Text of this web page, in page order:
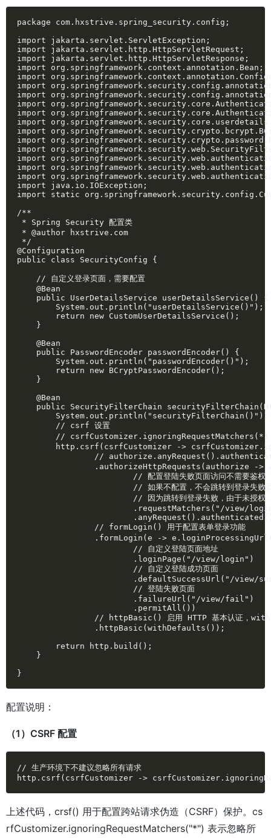
package com.hxstrive.spring_security.config;
import jakarta.servlet.ServletException;
import jakarta.servlet.http.HttpServletRequest;
import jakarta.servlet.http.HttpServletResponse;
import org.springframework.context.annotation.Bean;
import
import
import
import
import
import
import
import
import
import
import
import
import java.io.IOException;
import static
/**
* Spring Security 配置类
* @author hxstrive.com
*/
@Configuration
public class SecurityConfig {
// 自定义登录页面，需要配置
@Bean
public UserDetailsService userDetailsService() {
System.out.println("userDetailsService()");
return new CustomUserDetailsService();
}
@Bean
public PasswordEncoder passwordEncoder() {
System.out.println("passwordEncoder()");
return new BCryptPasswordEncoder();
}
@Bean
public SecurityFilterChain
System.out.println("securityFilterChain()");
// csrf 设置
// csrfCustomizer.ignoringRequestMatchers(*) 表示
http.csrf(csrfCustomizer ->
// authorize.anyRequest().authenticated() 表示
.authorizeHttpRequests(authorize ->
// 配置登陆失败页面访问不需要鉴权
// 如果不配置，不会跳转到登录失败页
// 因为跳转到登录失败，由于未授权，又重
.requestMatchers("/view/login", "/
// formLogin() 用于配置表单登录功能
.formLogin(e -> e.loginProcessingUrl("/
// 自定义登陆页面地址
.loginPage("/view/login")
// 自定义登陆成功页面
.defaultSuccessUrl("/view/
// 登陆失败页面
.failureUrl("/view/fail")
.permitAll())
// httpBasic() 启用 HTTP 基本认证，
.httpBasic(withDefaults());
return http.build();
}
}
配置说明：
（1）CSRF 配置
// 生产环境下不建议忽略所有请求
http.csrf(csrfCustomizer ->
上述代码，crsf() 用于配置跨站请求伪造（CSRF）保护。cs
rfCustomizer.ignoringRequestMatchers("*") 表示忽略所